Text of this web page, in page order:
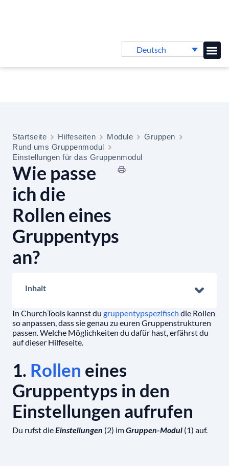
Deutsch
Startseite Hilfeseiten Module
Gruppen
Rund ums Gruppenmodul
Einstellungen für das Gruppenmodul
Wie passe
ich die
Rollen eines
Gruppentyps
an?
Inhalt
In ChurchTools kannst du gruppentypspezifisch die Rollen
so anpassen, dass sie genau zu euren Gruppenstrukturen
passen. Welche Möglichkeiten du dafür hast, erfährst du
auf dieser Hilfeseite.
1. Rollen eines
Gruppentyps in den
Einstellungen aufrufen
Du rufst dieEinstellungen (2) imGruppen-Modul (1) auf.